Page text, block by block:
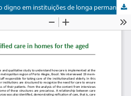
Desafios para o cuidado digno em instituições de longa permanência